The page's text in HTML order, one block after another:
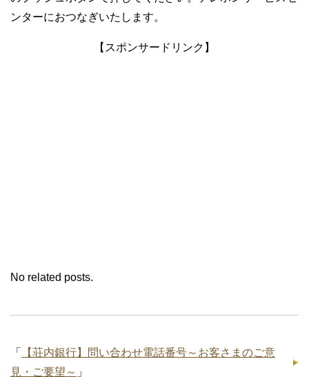
ンターにおつなぎいたします。
【スポンサードリンク】
No related posts.
「
【荘内銀行】問い合わせ電話番号～お客さまのご意
見・ご要望～ 」